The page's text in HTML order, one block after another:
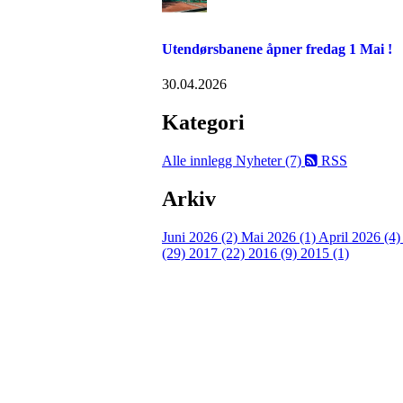
Utendørsbanene åpner fredag 1 Mai !
30.04.2026
Kategori
Alle innlegg Nyheter (7) RSS
Arkiv
Juni 2026 (2) Mai 2026 (1) April 2026 (4)
(29) 2017 (22) 2016 (9) 2015 (1)